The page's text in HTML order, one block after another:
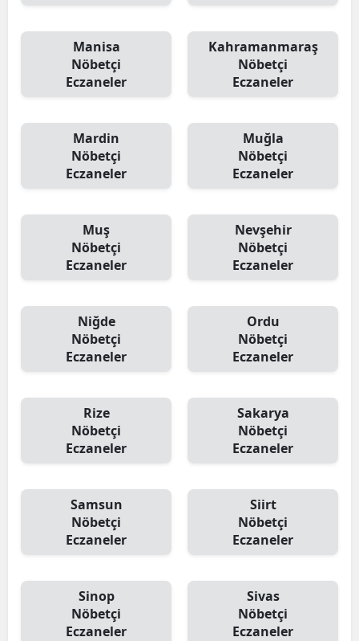
Manisa
Nöbetçi
Eczaneler
Kahramanmaraş
Nöbetçi
Eczaneler
Mardin
Nöbetçi
Eczaneler
Muğla
Nöbetçi
Eczaneler
Muş
Nöbetçi
Eczaneler
Nevşehir
Nöbetçi
Eczaneler
Niğde
Nöbetçi
Eczaneler
Ordu
Nöbetçi
Eczaneler
Rize
Nöbetçi
Eczaneler
Sakarya
Nöbetçi
Eczaneler
Samsun
Nöbetçi
Eczaneler
Siirt
Nöbetçi
Eczaneler
Sinop
Nöbetçi
Eczaneler
Sivas
Nöbetçi
Eczaneler